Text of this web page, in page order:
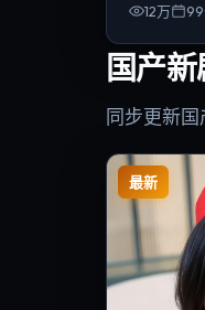
12万
国产
同步更新
最新